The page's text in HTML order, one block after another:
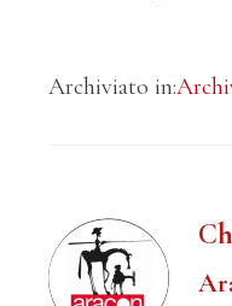
Archiviato in: